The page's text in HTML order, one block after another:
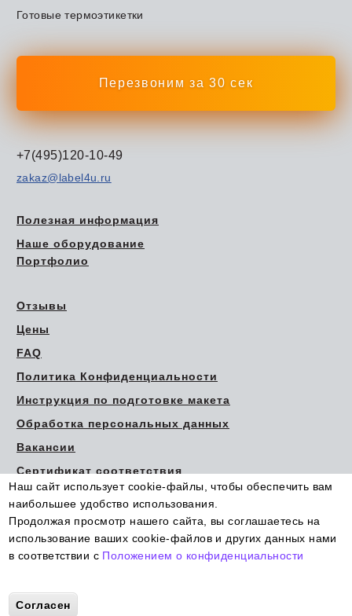
Готовые термоэтикетки
Перезвоним за 30 сек
+7(495)120-10-49
zakaz@label4u.ru
Полезная информация
Наше оборудование
Портфолио
Отзывы
Цены
FAQ
Политика Конфиденциальности
Инструкция по подготовке макета
Обработка персональных данных
Вакансии
Сертификат соответствия
© Типография Этикетка для Вас
Информация, представленная на сайте, не является
публичной офертой.
Наш сайт использует cookie-файлы, чтобы обеспечить вам
наибольшее удобство использования.
Продолжая просмотр нашего сайта, вы соглашаетесь на
использование ваших cookie-файлов и других данных нами
в соответствии с Положением о конфиденциальности
Согласен